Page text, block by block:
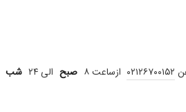
۰۲۱۲۶۷۰۰۱۵۲ ازساعت ۸ صبح الی ۲۴ شب